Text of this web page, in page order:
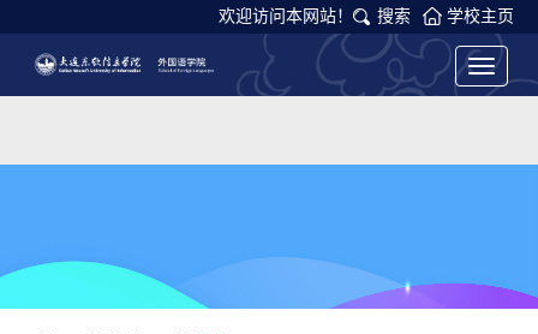
欢迎访问本网站！ 搜索 学校主页
Toggle